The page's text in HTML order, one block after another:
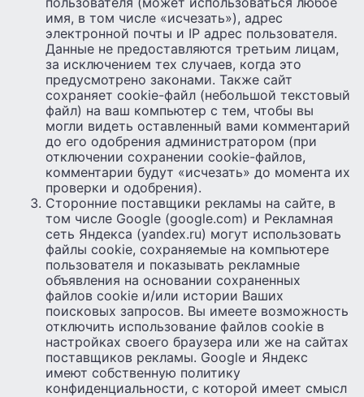
имя, в том числе «исчезать»), адрес
электронной почты и IP адрес пользователя.
Данные не предоставляются третьим лицам,
за исключением тех случаев, когда это
предусмотрено законами. Также сайт
сохраняет cookie-файл (небольшой текстовый
файл) на ваш компьютер с тем, чтобы вы
могли видеть оставленный вами комментарий
до его одобрения администратором (при
отключении сохранении cookie-файлов,
комментарии будут «исчезать» до момента их
проверки и одобрения).
Сторонние поставщики рекламы на сайте, в
том числе Google (google.com) и Рекламная
сеть Яндекса (yandex.ru) могут использовать
файлы cookie, сохраняемые на компьютере
пользователя и показывать рекламные
объявления на основании сохраненных
файлов cookie и/или истории Ваших
поисковых запросов. Вы имеете возможность
отключить использование файлов cookie в
настройках своего браузера или же на сайтах
поставщиков рекламы. Google и Яндекс
имеют собственную политику
конфиденциальности, с которой имеет смысл